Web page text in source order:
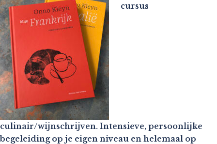
cursus
culinair/wijnschrijven. Intensieve, persoonlijke
begeleiding op je eigen niveau en helemaal op